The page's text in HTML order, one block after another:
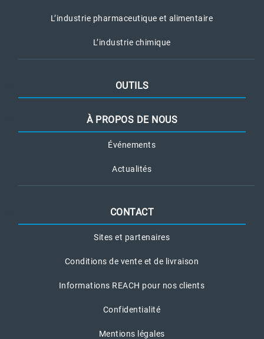
L’industrie pharmaceutique et alimentaire
L’industrie chimique
OUTILS
À PROPOS DE NOUS
Événements
Actualités
CONTACT
Sites et partenaires
Conditions de vente et de livraison
Informations REACH pour nos clients
Confidentialité
Mentions légales